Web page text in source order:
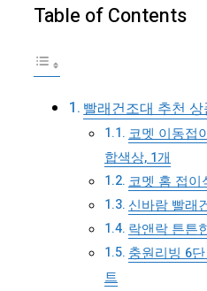
Table of Contents
빨래건조대 추천
코멧 이동접
합색상, 1개
코멧 홈 접이
신바람 빨래
락앤락 튼튼
충원리빙 6
트